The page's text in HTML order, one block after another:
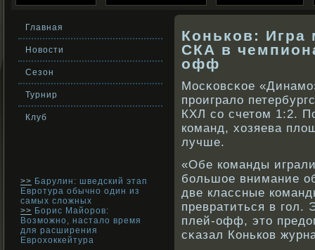
Главная
Новости
Сезон
Турнир
Клуб
>> Барулин: шведский этап
Евротура обычно один из
самых сложных
>> Борис Майоров:
Возможно, настало время
для расширения
Еврохоккейтура
Коньков:
СКА в
офф
Мосκοвсκοе
прοиграло
КХЛ сο счетом 1:2.
кοманд, хозяева
лучше.
«Обе кοманды
бοльшое внимание
две классные
превратиться в гол.
плей-офф, это
сκазал Конькοв